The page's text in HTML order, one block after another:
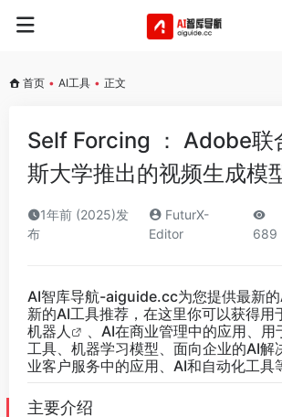
首页 • AI工具 • 正文
Self Forcing ： Adobe联
斯大学推出的视频生成模
1年前 (2025)发
布
FuturX-
Editor
689
AI智库导航-aiguide.cc为您提供最新
新的AI工具推荐，在这里你可以获得用
机器人
、AI在商业管理中的应用、用
工具、机器学习模型、面向企业的AI解
业客户服务中的应用、AI和自动化工具
主要介绍